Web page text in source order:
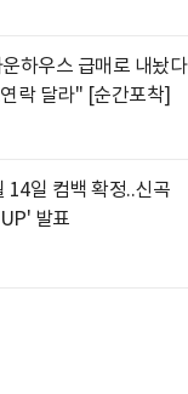
하우스 급매로 내놨다
락 달라" [순간포착]
14일 컴백 확정..신곡
발표